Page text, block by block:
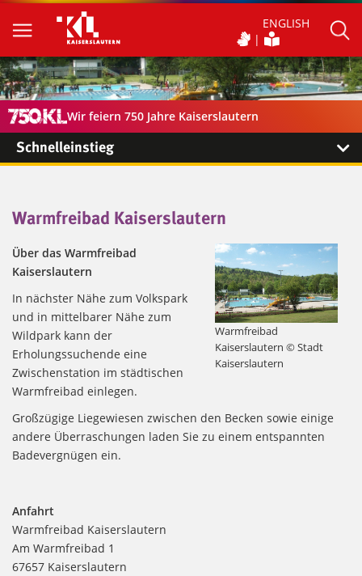
ENGLISH
Wir feiern 750 Jahre Kaiserslautern
Schnelleinstieg
Warmfreibad Kaiserslautern
Warmfreibad
Kaiserslautern © Stadt
Kaiserslautern
Über das Warmfreibad
Kaiserslautern
In nächster Nähe zum Volkspark
und in mittelbarer Nähe zum
Wildpark kann der
Erholungssuchende eine
Zwischenstation im städtischen
Warmfreibad einlegen.
Großzügige Liegewiesen zwischen den Becken sowie einige
andere Überraschungen laden Sie zu einem entspannten
Badevergnügen ein.
Anfahrt
Warmfreibad Kaiserslautern
Am Warmfreibad 1
67657 Kaiserslautern